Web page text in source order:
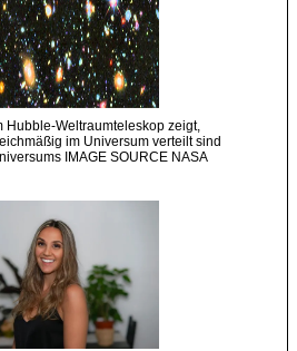
Hubble-Weltraumteleskop zeigt,
im Universum verteilt sind
IMAGE SOURCE NASA